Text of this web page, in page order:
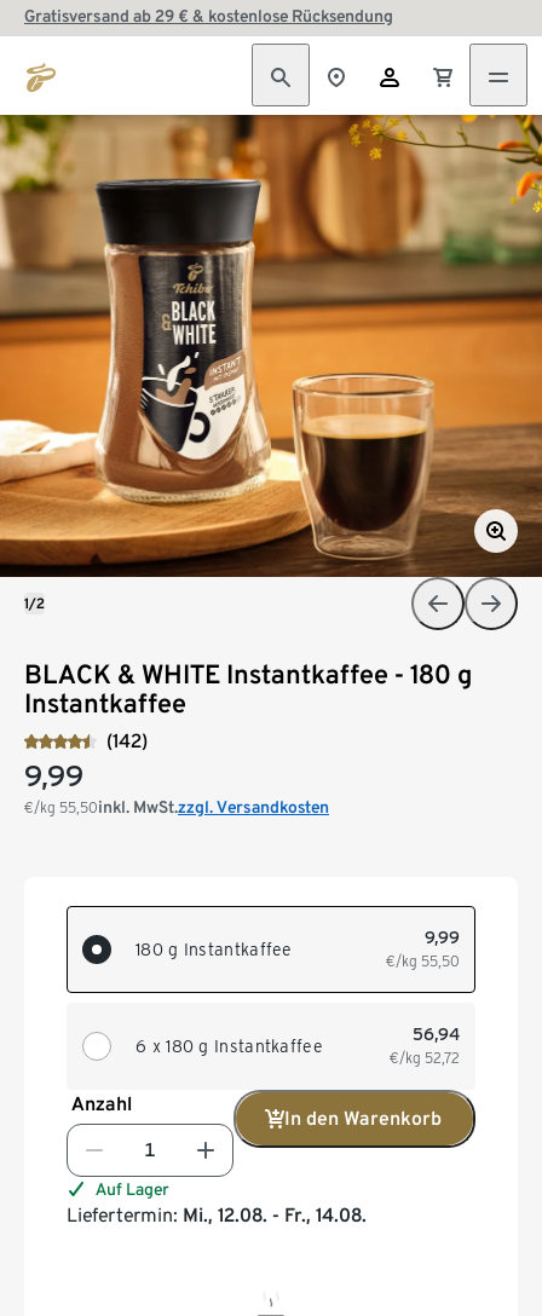
Gratisversand ab 29 € & kostenlose Rücksendung
BLACK & WHITE Instantkaffee - 180 g
Instantkaffee
(142)
9,99
€/kg 55,50inkl. MwSt.zzgl. Versandkosten
180 g Instantkaffee
9,99
€/kg 55,50
6 x 180 g Instantkaffee
56,94
€/kg 52,72
Anzahl
In den Warenkorb
Auf Lager
Liefertermin: Mi., 12.08. - Fr., 14.08.
1/2